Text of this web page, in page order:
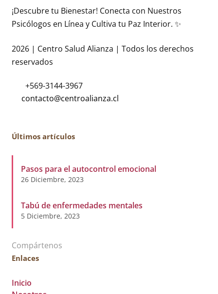
¡Descubre tu Bienestar! Conecta con Nuestros
Psicólogos en Línea y Cultiva tu Paz Interior. ✨
2026 | Centro Salud Alianza | Todos los derechos
reservados
+569-3144-3967
Últimos artículos
Pasos para el autocontrol emocional
26 Diciembre, 2023
Tabú de enfermedades mentales
5 Diciembre, 2023
Compártenos
Enlaces
Inicio